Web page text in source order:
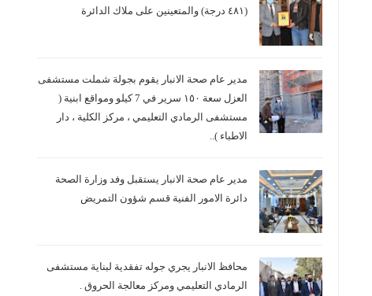
(٤٨١ درجة) والمتعينين على ملاك الدائرة
مدير عام صحة الانبار يقوم بجولة شملت مستشفى
العزل سعة ١٥٠ سرير في 7 كيلو ومواقع ابنية (
مستشفى الرمادي التعليمي ، مركز الكلية ، دار
الاطباء )..
مدير عام صحة الانبار يستقبل وفد وزارة الصحة
دائرة الامور الفنية قسم شؤون التمريض
محافظ الانبار يجري جوله تفقدية لبناية مستشفى
الرمادي التعليمي ومركز معالجة الحروق .